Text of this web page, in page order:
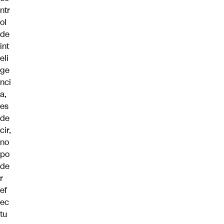
ntr
ol
de
int
eli
ge
nci
a,
es
de
cir,
no
po
de
r
ef
ec
tu